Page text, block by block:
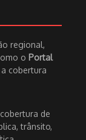
regional,
o Portal
cobertura
de
trânsito,